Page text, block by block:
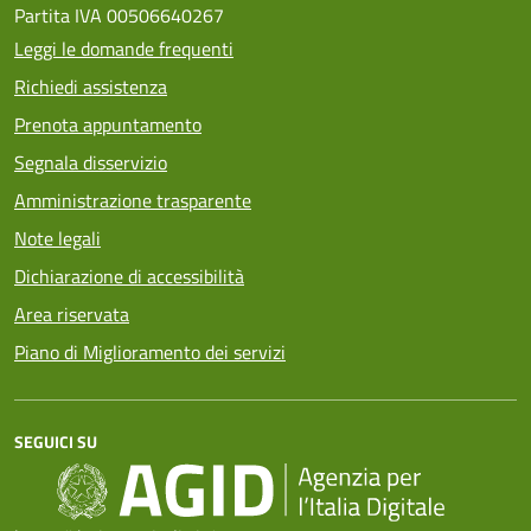
Partita IVA 00506640267
Leggi le domande frequenti
Richiedi assistenza
Prenota appuntamento
Segnala disservizio
Amministrazione trasparente
Note legali
Dichiarazione di accessibilità
Area riservata
Piano di Miglioramento dei servizi
SEGUICI SU